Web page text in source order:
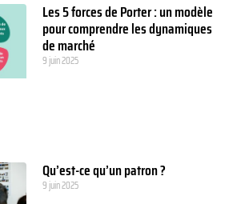
Les 5 forces de Porter : un modèle
pour comprendre les dynamiques
de marché
9 juin 2025
Qu’est-ce qu’un patron ?
9 juin 2025